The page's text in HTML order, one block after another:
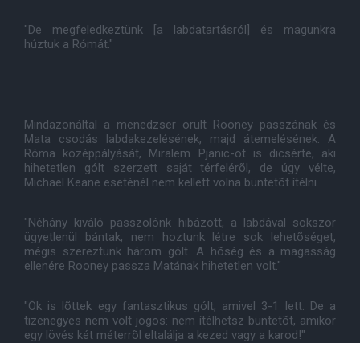
"De megfeledkeztünk [a labdatartásról] és magunkra
húztuk a Rómát."
Mindazonáltal a menedzser örült Rooney passzának és
Mata csodás labdakezelésének, majd átemelésének. A
Róma középpályását, Miralem Pjanic-ot is dicsérte, aki
hihetetlen gólt szerzett saját térfelérõl, de úgy vélte,
Michael Keane eseténél nem kellett volna büntetõt ítélni.
"Néhány kiváló passzolónk hibázott, a labdával sokszor
ügyetlenül bántak, nem hoztunk létre sok lehetõséget,
mégis szereztünk három gólt. A hõség és a magasság
ellenére Rooney passza Matának hihetetlen volt."
"Õk is lõttek egy fantasztikus gólt, amivel 3-1 lett. De a
tizenegyes nem volt jogos: nem ítélhetsz büntetõt, amikor
egy lövés két méterrõl eltalálja a kezed vagy a karod!"